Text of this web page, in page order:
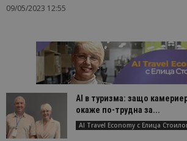
09/05/2023 12:55
AI в туризма: защо
окаже по-трудна за...
AI Travel Economy с Елица